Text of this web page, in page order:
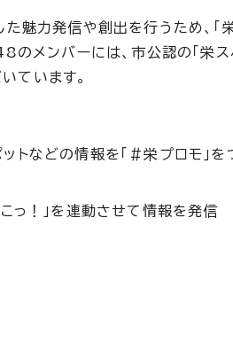
魅力発信や創出を行うため、「
メンバーには、市公認の「栄ス
ています。
ットなどの情報を「＃栄プロモ」
！」を連動させて情報を発信